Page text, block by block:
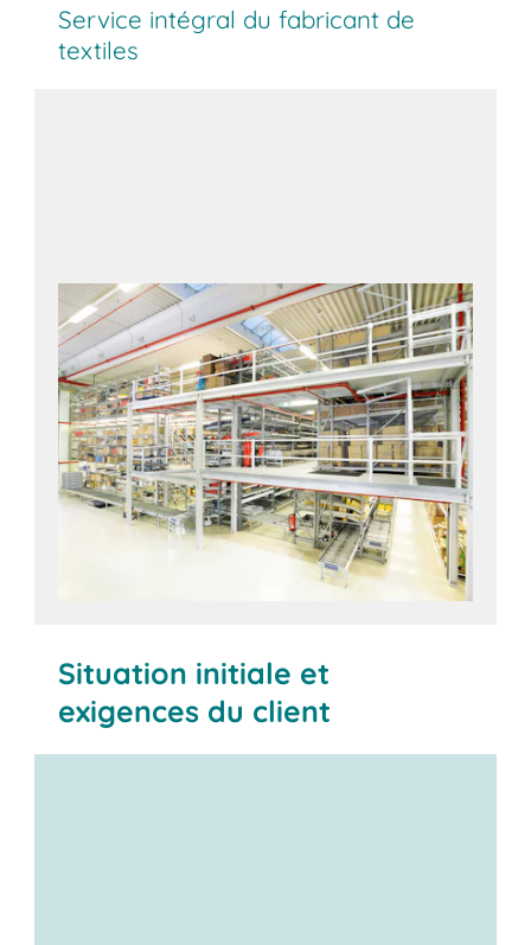
Service intégral du fabricant de
textiles
Situation initiale et
exigences du client